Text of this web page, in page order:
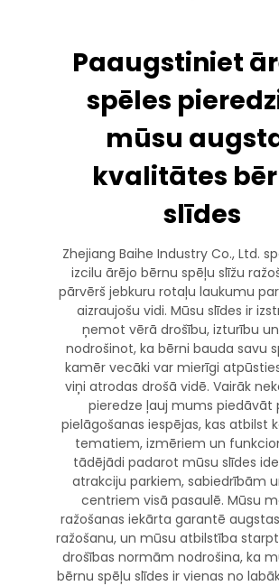
Paaugstiniet
spēles
mūsu
kvalitātes
slīdes
Zhejiang Baihe Industry Co., Ltd.
izcilu ārējo bērnu spēļu slīžu
pārvērš jebkuru rotaļu laukumu
aizraujošu vidi. Mūsu slīdes ir
ņemot vērā drošību, izturību
nodrošinot, ka bērni bauda savu
kamēr vecāki var mierīgi
viņi atrodas drošā vidē. Vairāk
pieredze ļauj mums piedāvāt
pielāgošanas iespējas, kas atbilst
tematiem, izmēriem un
tādējādi padarot mūsu slīdes
atrakciju parkiem, sabiedrībām
centriem visā pasaulē. Mūsu
ražošanas iekārta garantē
ražošanu, un mūsu atbilstība
drošības normām nodrošina, ka
bērnu spēļu slīdes ir vienas no